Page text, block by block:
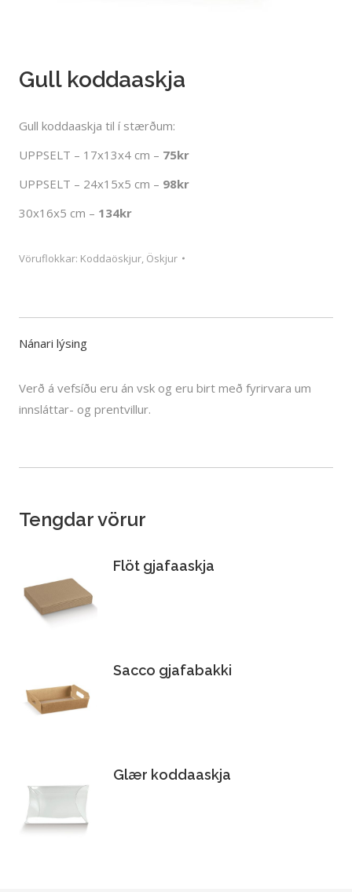
Gull koddaaskja
Gull koddaaskja til í stærðum:
UPPSELT – 17x13x4 cm – 75kr
UPPSELT – 24x15x5 cm – 98kr
30x16x5 cm – 134kr
Vöruflokkar: Koddaöskjur, Öskjur
Nánari lýsing
Verð á vefsíðu eru án vsk og eru birt með fyrirvara um
innsláttar- og prentvillur.
Tengdar vörur
Flöt gjafaaskja
Sacco gjafabakki
Glær koddaaskja